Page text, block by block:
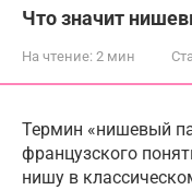
Что значит
На чтение: 2 мин
Термин «нишевый
французского
нишу в